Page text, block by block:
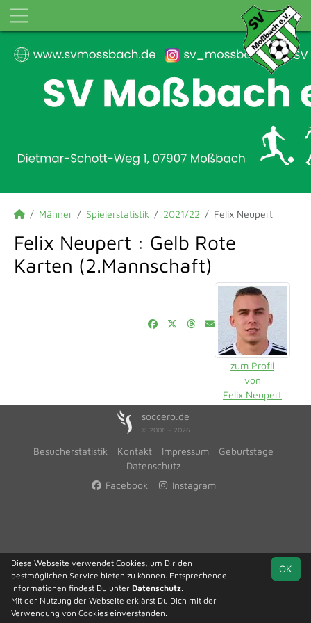
Männer Spielerstatistik 2021/22 Felix Neupert
Felix Neupert : Gelb Rote
Karten (2.Mannschaft)
zum Profil
von
Felix Neupert
soccero.de
© 2006 - 2026
Besucherstatistik Kontakt Impressum
Geburtstage
Datenschutz
Facebook
Instagram
OK
Diese Webseite verwendet Cookies, um Dir den
bestmöglichen Service bieten zu können. Entsprechende
Informationen findest Du unter Datenschutz.
Mit der Nutzung der Webseite erklärst Du Dich mit der
Verwendung von Cookies einverstanden.